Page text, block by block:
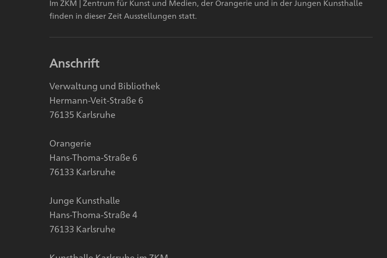
Im ZKM | Zentrum für Kunst und Medien, der Orangerie und in der Jungen Kunsthalle
finden in dieser Zeit Ausstellungen statt.
Anschrift
Verwaltung und Bibliothek
Hermann-Veit-Straße 6
76135 Karlsruhe
Orangerie
Hans-Thoma-Straße 6
76133 Karlsruhe
Junge Kunsthalle
Hans-Thoma-Straße 4
76133 Karlsruhe